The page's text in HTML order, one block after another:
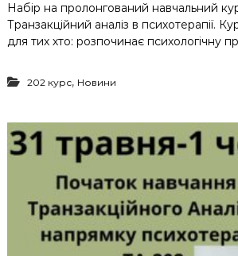
Набір на пролонгований навчальний
Транзакційний аналіз в психотерапії.
для тих хто: розпочинає психологічну
202 курс, Новини